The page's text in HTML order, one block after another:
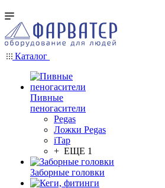
Каталог
Пивные
пеногасители
Pegas
Ложки Pegas
iTap
+ ЕЩЕ 1
Заборные головки